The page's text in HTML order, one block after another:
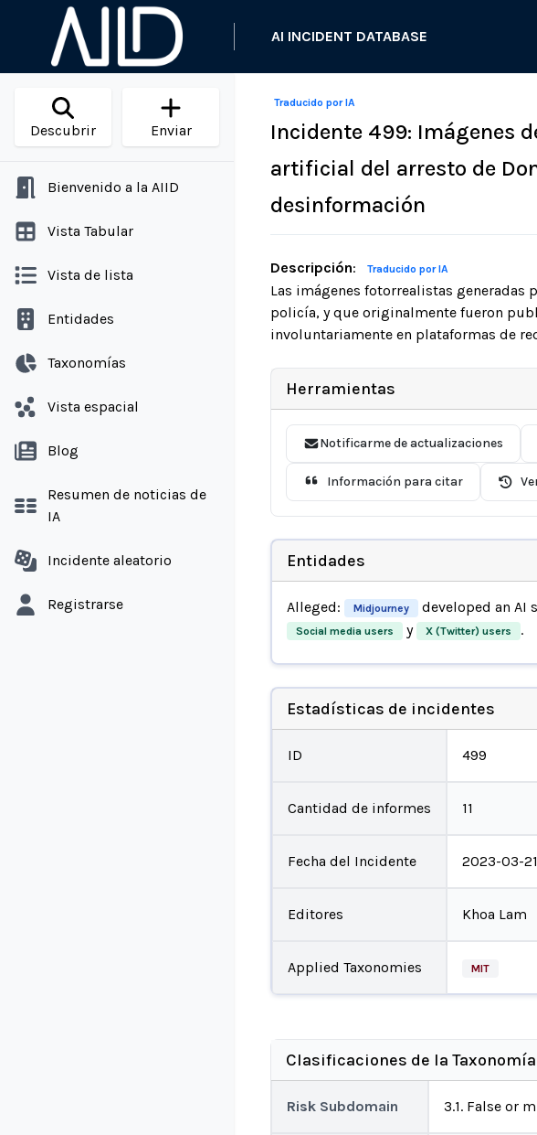
AI INCIDENT DATABASE
Descubrir Enviar
Bienvenido a la AIID
Vista Tabular
Vista de lista
Entidades
Taxonomías
Vista espacial
Blog
Resumen de noticias de
IA
Incidente aleatorio
Registrarse
Traducido por IA
Incidente 499: Imágenes
artificial del arresto de
desinformación
Descripción: Traducido por IA
Las imágenes fotorrealistas generadas
policía, y que originalmente fueron
involuntariamente en plataformas de
Herramientas
Notificarme de actualizaciones
Información para citar
Entidades
Alleged: Midjourney developed an AI
Social media users y X (Twitter) users .
Estadísticas de incidentes
ID 499
Cantidad de informes 11
Fecha del Incidente 2023-03-21
Editores Khoa Lam
Applied Taxonomies MIT
Clasificaciones de la
Risk Subdomain 3.1. False or